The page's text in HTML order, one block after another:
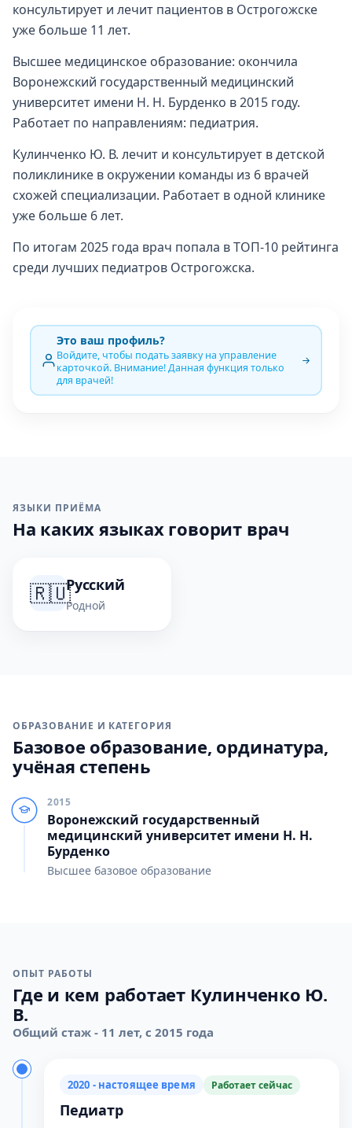
консультирует и лечит пациентов в Острогожске
уже больше 11 лет.
Высшее медицинское образование: окончила
Воронежский государственный медицинский
университет имени Н. Н. Бурденко в 2015 году.
Работает по направлениям: педиатрия.
Кулинченко Ю. В. лечит и консультирует в детской
поликлинике в окружении команды из 6 врачей
схожей специализации. Работает в одной клинике
уже больше 6 лет.
По итогам 2025 года врач попала в ТОП-10 рейтинга
среди лучших педиатров Острогожска.
Это ваш профиль?
Войдите, чтобы подать заявку на управление
карточкой. Внимание! Данная функция только
для врачей!
ЯЗЫКИ ПРИЁМА
На каких языках говорит врач
🇷🇺Русский
Родной
ОБРАЗОВАНИЕ И КАТЕГОРИЯ
Базовое образование, ординатура,
учёная степень
2015
Воронежский государственный
медицинский университет имени Н. Н.
Бурденко
Высшее базовое образование
ОПЫТ РАБОТЫ
Где и кем работает Кулинченко Ю.
В.
Общий стаж - 11 лет, с 2015 года
2020 - настоящее время Работает сейчас
Педиатр